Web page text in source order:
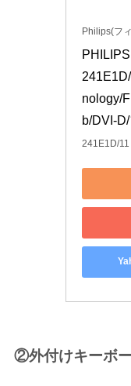
Philips(フ
nology/
b/DVI-
241E1D/11
②外付けキーボ